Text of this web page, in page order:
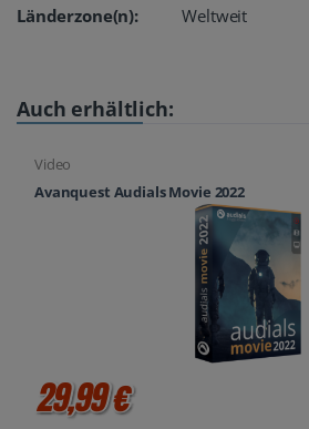
Länderzone(n):
Weltweit
Auch erhältlich:
Video
Avanquest Audials Movie 2022
29,99 €